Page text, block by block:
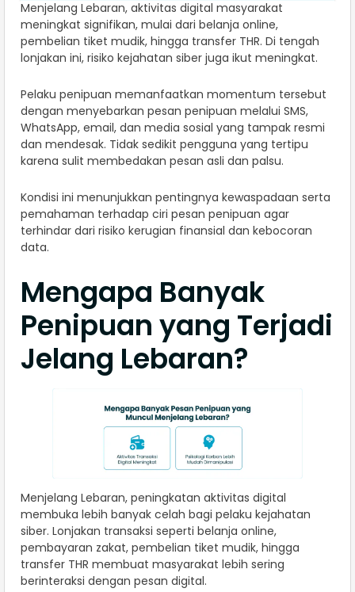
Menjelang Lebaran, aktivitas digital masyarakat
meningkat signifikan, mulai dari belanja online,
pembelian tiket mudik, hingga transfer THR. Di tengah
lonjakan ini, risiko kejahatan siber juga ikut meningkat.
Pelaku penipuan memanfaatkan momentum tersebut
dengan menyebarkan pesan penipuan melalui SMS,
WhatsApp, email, dan media sosial yang tampak resmi
dan mendesak. Tidak sedikit pengguna yang tertipu
karena sulit membedakan pesan asli dan palsu.
Kondisi ini menunjukkan pentingnya kewaspadaan serta
pemahaman terhadap ciri pesan penipuan agar
terhindar dari risiko kerugian finansial dan kebocoran
data.
Mengapa Banyak
Penipuan yang Terjadi
Jelang Lebaran?
Menjelang Lebaran, peningkatan aktivitas digital
membuka lebih banyak celah bagi pelaku kejahatan
siber. Lonjakan transaksi seperti belanja online,
pembayaran zakat, pembelian tiket mudik, hingga
transfer THR membuat masyarakat lebih sering
berinteraksi dengan pesan digital.